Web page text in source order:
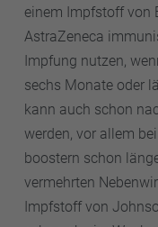
einem Impfstoff von
AstraZeneca
Impfung nutzen,
sechs Monate oder
kann auch schon
werden, vor allem
boostern schon
vermehrten
Impfstoff von